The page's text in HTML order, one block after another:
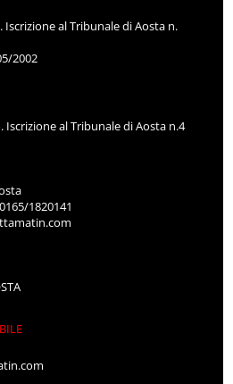
al Tribunale di Aosta n.
2002
Iscrizione al Tribunale di Aosta n.4
1820141